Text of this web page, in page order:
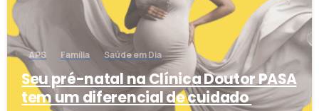
APS Família Saúde em Dia
Seu pré-natal na Clínica Doutor PASA
tem um diferencial de cuidado